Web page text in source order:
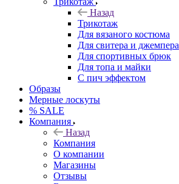
Назад
Трикотаж
Для вязаного костюма
Для свитера и джемпера
Для спортивных брюк
Для топа и майки
С пич эффектом
Образы
Мерные лоскуты
% SALE
Компания
Назад
Компания
О компании
Магазины
Отзывы